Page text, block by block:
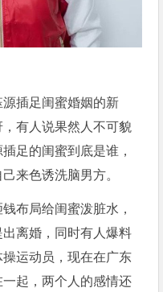
插足闺蜜婚姻的新
有人说果然人不可貌
足的闺蜜到底是谁，
来色诱洗脑男方。
布局给闺蜜泼脏水，
离婚，同时有人爆料
运动员，现在在广东
起，两个人的感情还